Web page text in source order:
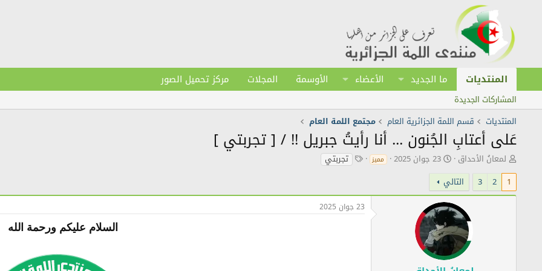
المنتديات ما الجديد الأعضاء الأوسمة المجلات مركز تحميل الصور
المشاركات الجديدة
المنتديات
قسم اللمة الجزائرية العام مجتمع اللمة العام
عَلى أعتابِ الجُنون ... أنا رأيتُ جبريل !! / [ تجربتي ]
ك
ب
ا
لمعانُ الأحداق ت
ي
خ
ا
ل
ن
ش
ر
23 جوان 2025 مميز ا
ل
م
ا
تجربتي
1
2
3 التالي
23 جوان 2025
السلام عليكم ورحمة الله